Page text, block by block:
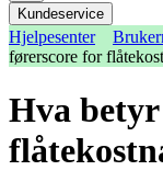
Kundeservice
Hjelpesenter
førerscore for
Hva